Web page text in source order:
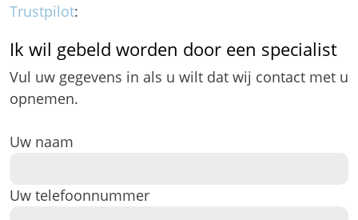
Trustpilot:
Ik wil gebeld worden door een specialist
Vul uw gegevens in als u wilt dat wij contact met u
opnemen.
Uw naam
Uw telefoonnummer